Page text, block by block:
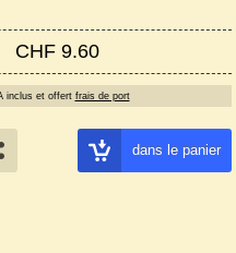
CHF 9.60
inclus et offert frais de port
dans le panier